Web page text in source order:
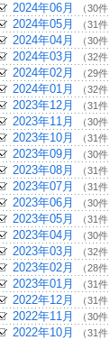
2024年06月 （30件
2024年05月 （31件
2024年04月 （30件
2024年03月 （32件
2024年02月 （29件
2024年01月 （32件
2023年12月 （31件
2023年11月 （30件
2023年10月 （31件
2023年09月 （30件
2023年08月 （31件
2023年07月 （31件
2023年06月 （30件
2023年05月 （31件
2023年04月 （30件
2023年03月 （32件
2023年02月 （28件
2023年01月 （31件
2022年12月 （31件
2022年11月 （30件
2022年10月 （31件